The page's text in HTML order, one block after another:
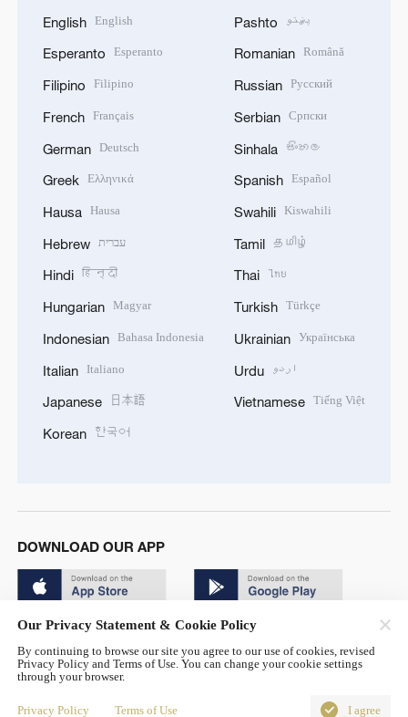
English English
Esperanto Esperanto
Filipino Filipino
French Français
German Deutsch
Greek Ελληνικά
Hausa Hausa
Hebrew עברית
Hindi हिन्दी
Hungarian Magyar
Indonesian Bahasa Indonesia
Italian Italiano
Japanese 日本語
Korean 한국어
Pashto پښتو
Romanian Română
Russian Русский
Serbian Српски
Sinhala සිංහල
Spanish Español
Swahili Kiswahili
Tamil தமிழ்
Thai ไทย
Turkish Türkçe
Ukrainian Українська
Urdu اردو
Vietnamese Tiếng Việt
DOWNLOAD OUR APP
© China Radio International.CRI. All Rights Reserved. 16A
Shijingshan Road, Beijing, China. 100040
Our Privacy Statement & Cookie Policy
By continuing to browse our site you agree to our use of cookies, revised
Privacy Policy and Terms of Use. You can change your cookie settings
through your browser.
Privacy Policy Terms of Use I agree